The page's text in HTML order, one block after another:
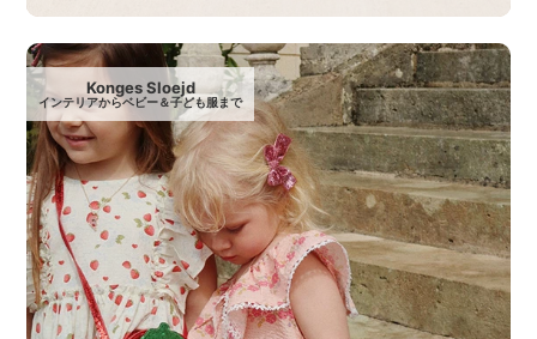
Konges Sloejd
インテリアからベビー＆子ども服まで